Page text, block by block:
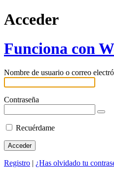
Acceder
Funciona con
Nombre de usuario o correo
Contraseña
Recuérdame
Registro | ¿Has olvidado tu